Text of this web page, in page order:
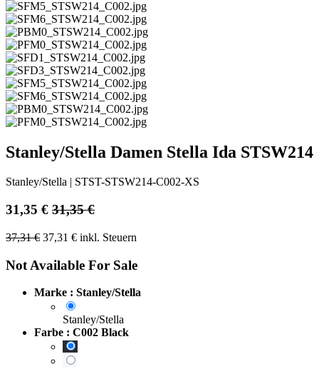
Stanley/Stella Damen Stella Ida STSW214
Stanley/Stella STST-STSW214-C002-XS
31,35 € 31,35€
37,31€ 37,31 € inkl. Steuern
Not Available For Sale
Marke : Stanley/Stella
Stanley/Stella
Farbe : C002 Black